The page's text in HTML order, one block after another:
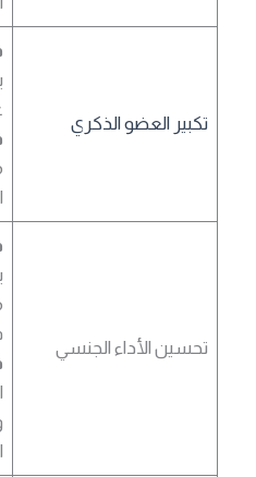
تكبير العضو الذكري
تحسين الأداء الجنسي